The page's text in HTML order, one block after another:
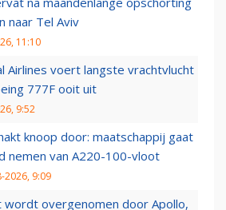
naar Tel Aviv
11:10
Airlines voert langste vrachtvlucht
777F ooit uit
9:52
knoop door: maatschappij gaat
nemen van A220-100-vloot
2026, 9:09
wordt overgenomen door Apollo,